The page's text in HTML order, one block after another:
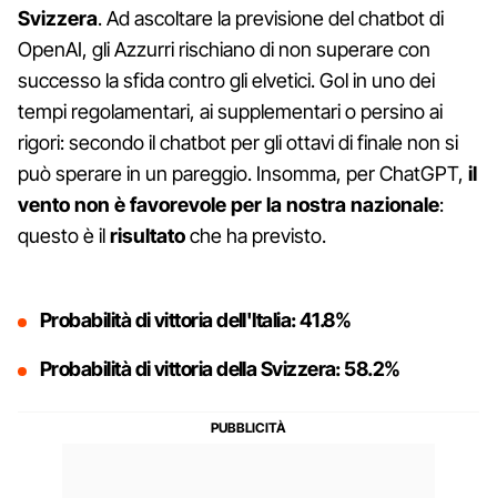
Svizzera. Ad ascoltare la previsione del chatbot di
OpenAI, gli Azzurri rischiano di non superare con
successo la sfida contro gli elvetici. Gol in uno dei
tempi regolamentari, ai supplementari o persino ai
rigori: secondo il chatbot per gli ottavi di finale non si
può sperare in un pareggio. Insomma, per ChatGPT, il
vento non è favorevole per la nostra nazionale:
questo è ilrisultatoche ha previsto.
Probabilità di vittoria dell'Italia: 41.8%
Probabilità di vittoria della Svizzera: 58.2%